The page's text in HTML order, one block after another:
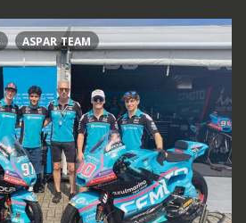
ASPAR TEAM